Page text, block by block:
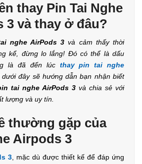
thay Pin Tai Nghe
3 và thay ở đâu?
nghe AirPods 3 và cảm thấy thời
kể, đừng lo lắng! Đó có thể là dấu
là đã đến lúc thay pin tai nghe
dưới đây sẽ hướng dẫn bạn nhận biết
tai nghe AirPods 3 và chia sẻ với
lượng và uy tín.
thường gặp của
Airpods 3
3, mặc dù được thiết kế để đáp ứng